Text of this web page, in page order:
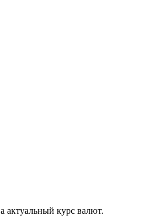
актуальный курс валют.